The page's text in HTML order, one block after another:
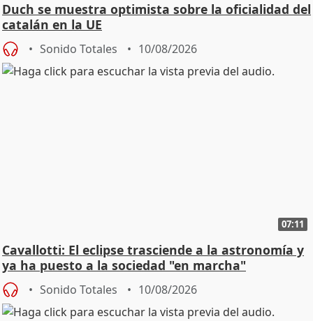
Duch se muestra optimista sobre la oficialidad del
catalán en la UE
Sonido Totales 10/08/2026
07:11
Cavallotti: El eclipse trasciende a la astronomía y
ya ha puesto a la sociedad "en marcha"
Sonido Totales 10/08/2026